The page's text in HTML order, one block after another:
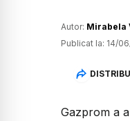
Autor: Mirabela
Publicat la: 14/
Gazprom a